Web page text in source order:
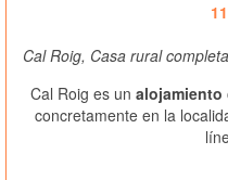
Cal Roig, Casa rural
Cal Roig es un alojamiento
concretamente en la